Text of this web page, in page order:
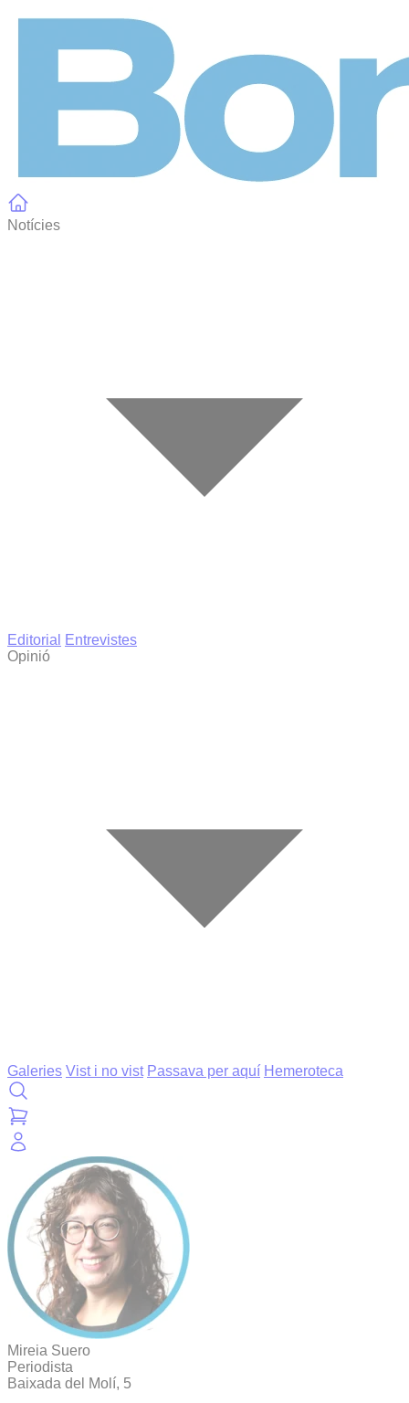
Notícies
Editorial
Entrevistes
Opinió
Galeries Vist i no vist Passava per aquí Hemeroteca
Mireia Suero
Periodista
Baixada del Molí, 5